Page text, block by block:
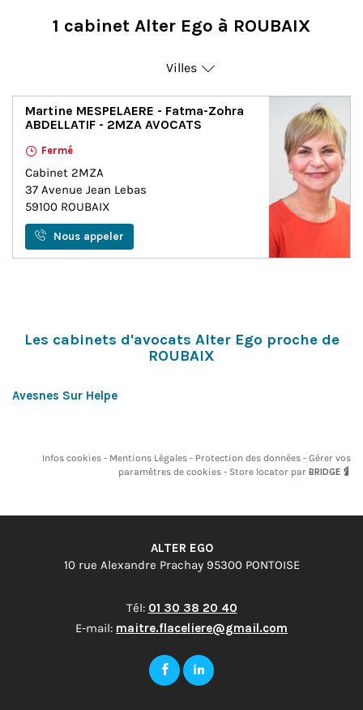
1 cabinet Alter Ego à ROUBAIX
Villes
Avesnes-Sur-Helpe
Roubaix
Martine MESPELAERE - Fatma-Zohra
ABDELLATIF - 2MZA AVOCATS
Fermé
Cabinet 2MZA
37 Avenue Jean Lebas
59100 ROUBAIX
Nous appeler
Les cabinets d'avocats Alter Ego proche de
ROUBAIX
Avesnes Sur Helpe
Infos cookies Mentions Légales Protection des données
Gérer vos
paramètres de cookies
Store locator par BRIDGE
ALTER EGO
10 rue Alexandre Prachay 95300 PONTOISE
Tél: 01 30 38 20 40
E-mail: maitre.flaceliere@gmail.com